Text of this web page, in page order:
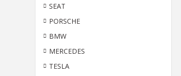
SEAT
PORSCHE
BMW
MERCEDES
TESLA